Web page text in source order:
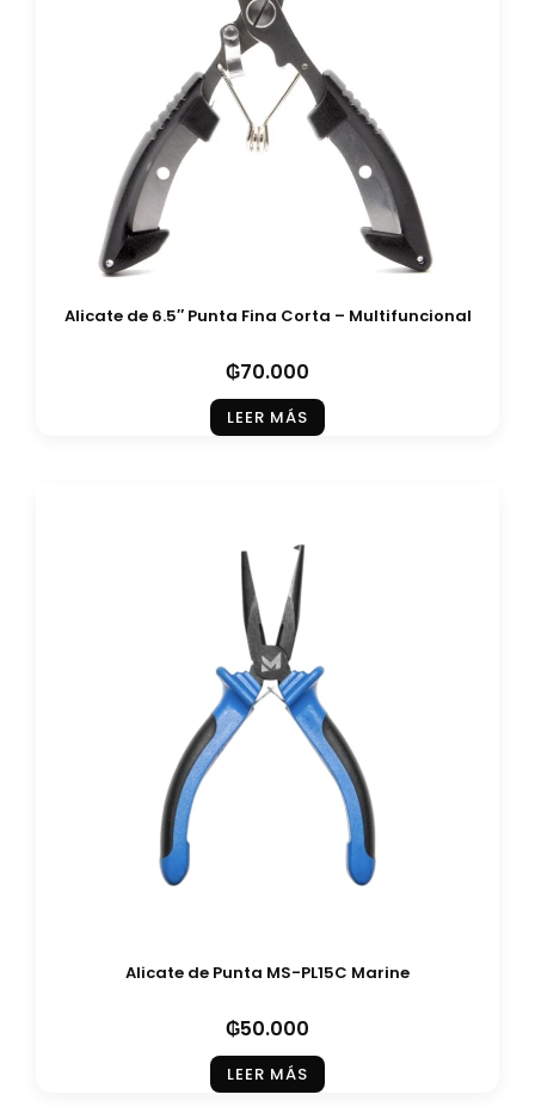
Alicate de 6.5″ Punta Fina Corta – Multifuncional
₲70.000
LEER MÁS
Alicate de Punta MS-PL15C Marine
₲50.000
LEER MÁS